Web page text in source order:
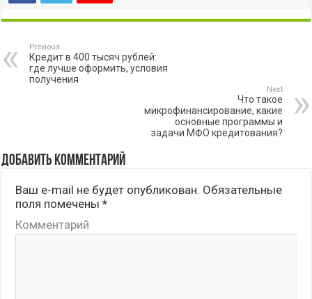
Previous
Кредит в 400 тысяч рублей:
где лучше оформить, условия
получения
Next
Что такое
микрофинансирование, какие
основные программы и
задачи МФО кредитования?
Добавить комментарий
Ваш e-mail не будет опубликован. Обязательные
поля помечены*
Комментарий